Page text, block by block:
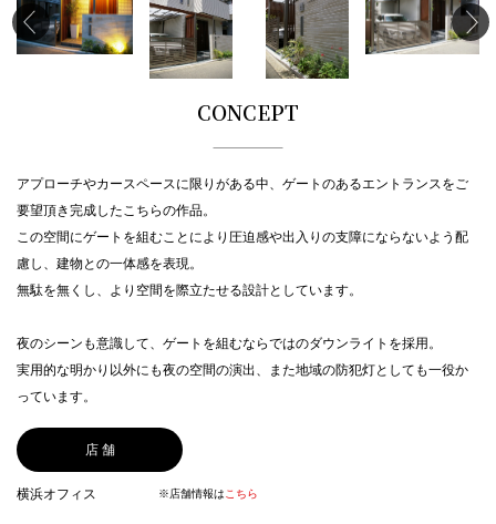
CONCEPT
アプローチやカースペースに限りがある中、ゲートのあるエントランスをご
要望頂き完成したこちらの作品。
この空間にゲートを組むことにより圧迫感や出入りの支障にならないよう配
慮し、建物との一体感を表現。
無駄を無くし、より空間を際立たせる設計としています。
夜のシーンも意識して、ゲートを組むならではのダウンライトを採用。
実用的な明かり以外にも夜の空間の演出、また地域の防犯灯としても一役か
っています。
店 舗
横浜オフィス ※店舗情報は こちら